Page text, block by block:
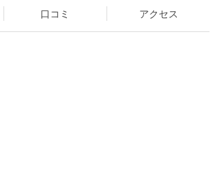
口コミ アクセス